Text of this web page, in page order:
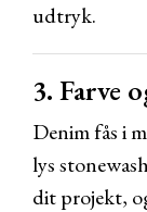
udtryk.
3. Farve
Denim fås i
lys
dit projekt,